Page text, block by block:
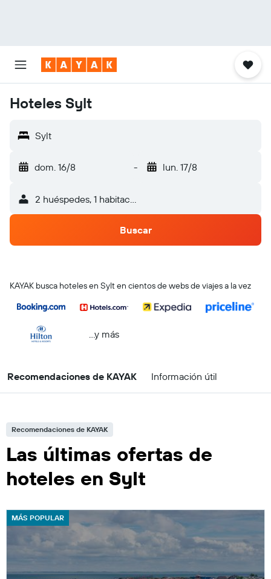
Hoteles Sylt
Sylt
dom. 16/8 - lun. 17/8
2 huéspedes, 1 habitación
Buscar
KAYAK busca hoteles en Sylt en cientos de webs de viajes a la vez
...y más
Recomendaciones de KAYAK Información útil
Recomendaciones de KAYAK
Las últimas ofertas de
hoteles en Sylt
MÁS POPULAR